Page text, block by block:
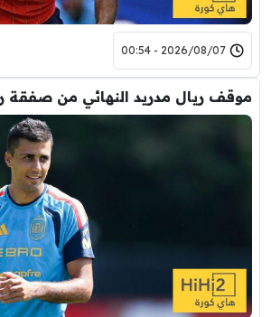
2026/08/07 - 00:54
موقف ريال مدريد النهائي من صفقة